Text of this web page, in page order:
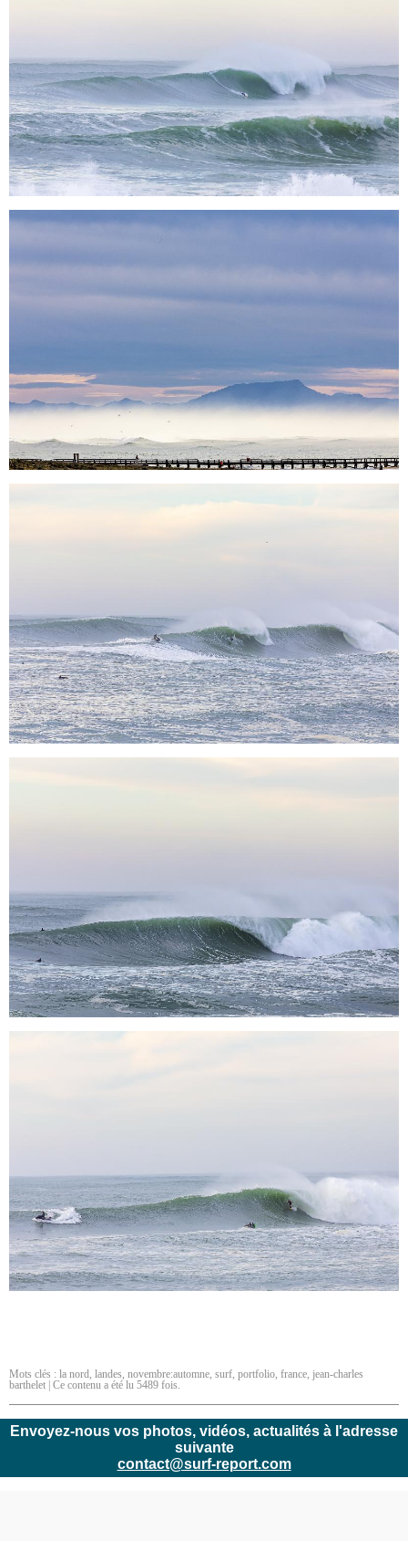
Mots clés : la nord, landes, novembre:automne, surf, portfolio, france, jean-charles
barthelet | Ce contenu a été lu 5489 fois.
Envoyez-nous vos photos, vidéos, actualités à l'adresse
suivante
contact@surf-report.com